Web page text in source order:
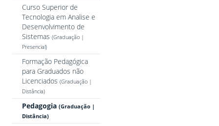
Curso Superior de
Tecnologia em Analise e
Desenvolvimento de
Sistemas (Graduação |
Presencial)
Formação Pedagógica
para Graduados não
Licenciados (Graduação |
Distância)
Pedagogia (Graduação |
Distância)